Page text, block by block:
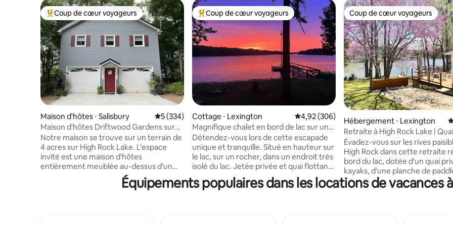
Coups de cœur voyageurs les plus appréciés
Coup de cœur voyageurs
Maison d'hôtes ⋅ Salisbury Évaluation moyenne sur la base de 334 commentaires : 5 sur 5
5 (334)
Maison d'hôtes Driftwood Gardens sur
High Rock Lake
Notre maison se trouve sur un terrain de
4 acres sur High Rock Lake. L'espace
invité est une maison d'hôtes
entièrement meublée au-dessus d'un
espace de stockage détaché
Coups de cœur voyageurs les plus appréciés
Coup de cœur voyageurs
Cottage ⋅ Lexington Évaluation moyenne sur la base de 306
4,92 (306)
Magnifique chalet en bord de lac sur un
rocher élevé !
Détendez-vous lors de cette escapade
unique et tranquille. Situé en hauteur sur
le lac, sur un rocher, dans un endroit très
isolé du lac. Jetée privée et quai flottant.
Nous sommes sur une partie peu
profonde du lac ; parfois, si l’eau est
Coup de cœur voyageurs
Coup de cœur voyageurs
Hébergement ⋅ Lexington
Retraite à High Rock Lake |
+ Foyer
Évadez-vous sur les rives
High Rock dans cette retraite
bord du lac, dotée d'un quai
kayaks, d'une planche de
hamac, d'un barbecue, de
extérieurs et d'une vue
Équipements populaires dans les locations de vacances